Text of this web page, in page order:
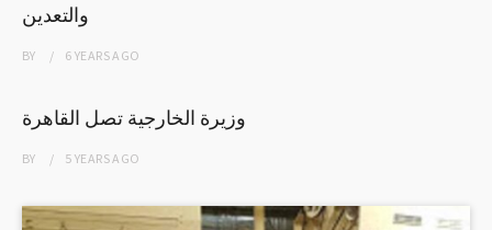
والتعدين
BY 6 YEARSAGO
وزيرة الخارجية تصل القاهرة
BY 5 YEARSAGO